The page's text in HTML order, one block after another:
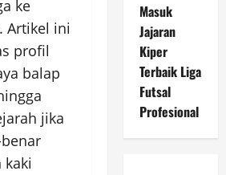
ke
Artikel ini
profil
balap
jika
kaki
Masuk
Jajaran
Kiper
Terbaik Liga
Futsal
Profesional